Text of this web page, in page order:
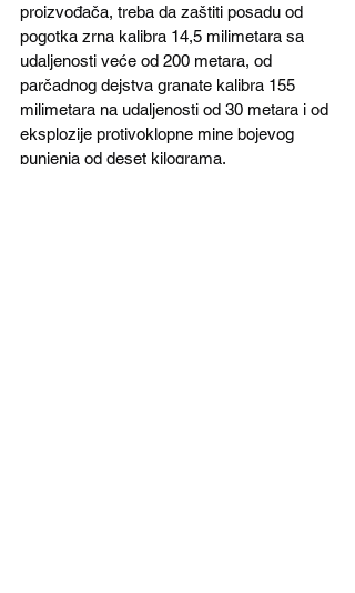
proizvođača, treba da zaštiti posadu od
pogotka zrna kalibra 14,5 milimetara sa
udaljenosti veće od 200 metara, od
parčadnog dejstva granate kalibra 155
milimetara na udaljenosti od 30 metara i od
eksplozije protivoklopne mine bojevog
punjenja od deset kilograma.